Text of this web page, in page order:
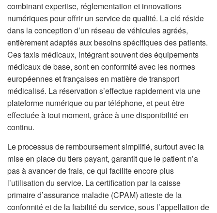
combinant expertise, réglementation et innovations
numériques pour offrir un service de qualité. La clé réside
dans la conception d’un réseau de véhicules agréés,
entièrement adaptés aux besoins spécifiques des patients.
Ces taxis médicaux, intégrant souvent des équipements
médicaux de base, sont en conformité avec les normes
européennes et françaises en matière de transport
médicalisé. La réservation s’effectue rapidement via une
plateforme numérique ou par téléphone, et peut être
effectuée à tout moment, grâce à une disponibilité en
continu.
Le processus de remboursement simplifié, surtout avec la
mise en place du tiers payant, garantit que le patient n’a
pas à avancer de frais, ce qui facilite encore plus
l’utilisation du service. La certification par la caisse
primaire d’assurance maladie (CPAM) atteste de la
conformité et de la fiabilité du service, sous l’appellation de